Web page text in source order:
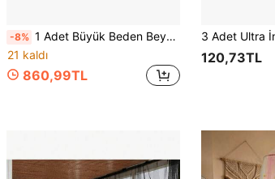
-8% 1 Adet Büyük Beden Beyaz File Sivrisinek Çadırı, Tek Kapılı Dış Mekan Kamp Sivrisinek Çadırı, İç ve Dış Mekan İçin Böcek Geçirmez Taşınabilir Sivrisinek Çadırı, Kamp, Veranda ve Bahçe İçin Yaz Kampı Temel Gereksinimi, Seyahat ve Veranda İçin Böcek Geçirmez File
21 kaldı
860,99TL
120,73TL